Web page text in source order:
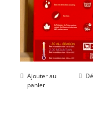
Ajouter au
panier